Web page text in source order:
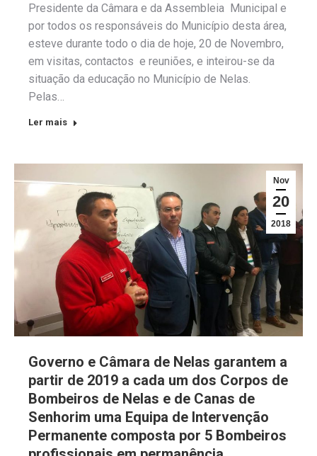
Presidente da Câmara e da Assembleia Municipal e
por todos os responsáveis do Município desta área,
esteve durante todo o dia de hoje, 20 de Novembro,
em visitas, contactos e reuniões, e inteirou-se da
situação da educação no Município de Nelas.
Pelas…
Ler mais
Nov
20
2018
Governo e Câmara de Nelas garantem a
partir de 2019 a cada um dos Corpos de
Bombeiros de Nelas e de Canas de
Senhorim uma Equipa de Intervenção
Permanente composta por 5 Bombeiros